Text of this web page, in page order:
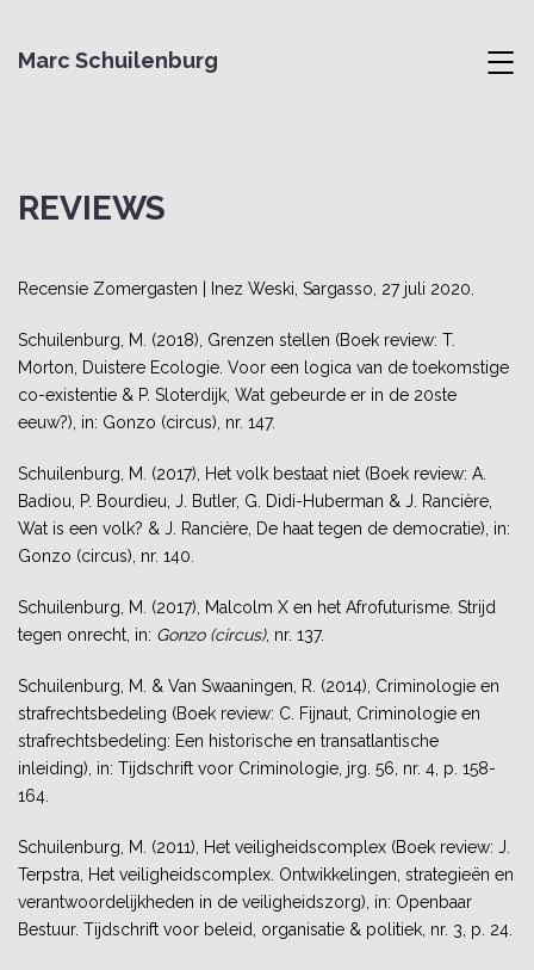
Marc Schuilenburg ,
REVIEWS
Recensie Zomergasten | Inez Weski, Sargasso, 27 juli 2020.
Schuilenburg, M. (2018), Grenzen stellen (Boek review: T.
Morton, Duistere Ecologie. Voor een logica van de toekomstige
co-existentie & P. Sloterdijk, Wat gebeurde er in de 20ste
eeuw?), in: Gonzo (circus), nr. 147.
Schuilenburg, M. (2017), Het volk bestaat niet (Boek review: A.
Badiou, P. Bourdieu, J. Butler, G. Didi-Huberman & J. Rancière,
Wat is een volk? & J. Rancière, De haat tegen de democratie), in:
Gonzo (circus), nr. 140.
Schuilenburg, M. (2017), Malcolm X en het Afrofuturisme. Strijd
tegen onrecht, in: Gonzo (circus), nr. 137.
Schuilenburg, M. & Van Swaaningen, R. (2014), Criminologie en
strafrechtsbedeling (Boek review: C. Fijnaut, Criminologie en
strafrechtsbedeling: Een historische en transatlantische
inleiding), in: Tijdschrift voor Criminologie, jrg. 56, nr. 4, p. 158-
164.
Schuilenburg, M. (2011), Het veiligheidscomplex (Boek review: J.
Terpstra, Het veiligheidscomplex. Ontwikkelingen, strategieën en
verantwoordelijkheden in de veiligheidszorg), in: Openbaar
Bestuur. Tijdschrift voor beleid, organisatie & politiek, nr. 3, p. 24.